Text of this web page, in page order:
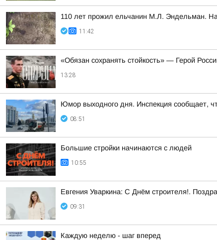
110 лет прожил ельчанин М.Л. Эндельман.
11:42
«Обязан сохранять стойкость» — Герой
13:28
Юмор выходного дня. Инспекция сообщает,
08:51
Большие стройки начинаются с людей
10:55
Евгения Уваркина: С Днём строителя!.
09:31
Каждую неделю - шаг вперед